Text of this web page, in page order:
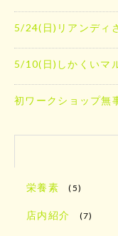
5/24(日)リアンディ
5/10(日)しかくいマ
初ワークショップ無
栄養素 (5)
店内紹介 (7)